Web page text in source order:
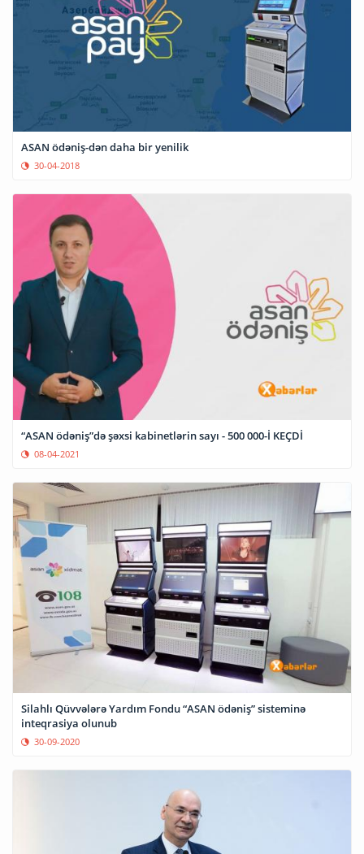
ASAN ödəniş-dən daha bir yenilik
30-04-2018
“ASAN ödəniş”də şəxsi kabinetlərin sayı - 500 000-İ KEÇDİ
08-04-2021
Silahlı Qüvvələrə Yardım Fondu “ASAN ödəniş” sisteminə
inteqrasiya olunub
30-09-2020